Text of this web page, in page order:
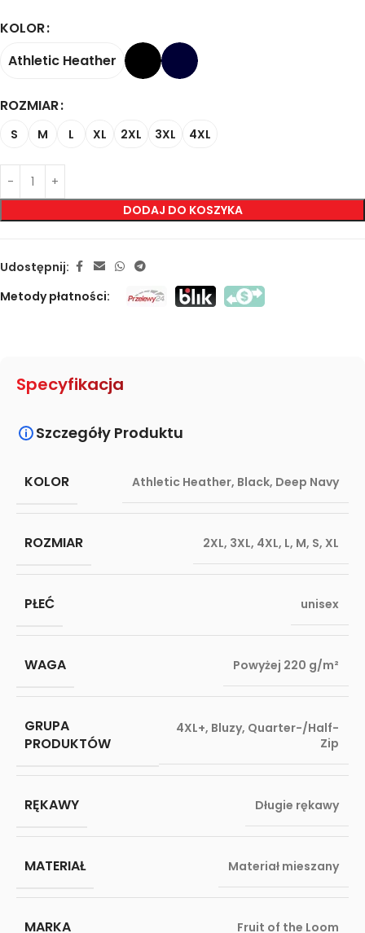
KOLOR
Athletic Heather
ROZMIAR
S M L XL 2XL 3XL 4XL
DODAJ DO KOSZYKA
Udostępnij:
Metody płatności:
Specyfikacja
Szczegóły Produktu
KOLOR Athletic Heather, Black, Deep Navy
ROZMIAR 2XL, 3XL, 4XL, L, M, S, XL
PŁEĆ unisex
WAGA Powyżej 220 g/m²
GRUPA
PRODUKTÓW
4XL+, Bluzy, Quarter-/Half-
Zip
RĘKAWY Długie rękawy
MATERIAŁ Materiał mieszany
MARKA Fruit of the Loom